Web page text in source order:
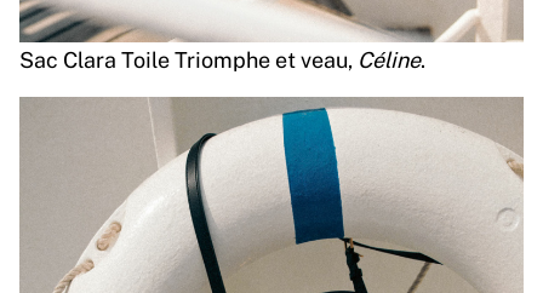
Sac Clara Toile Triomphe et veau, Céline.